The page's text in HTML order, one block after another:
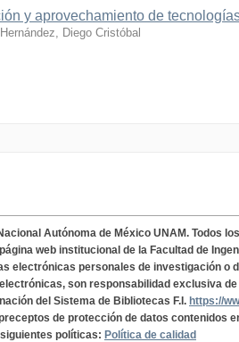
y aprovechamiento de
Diego Cristóbal
Autónoma de México UNAM. Todos
web institucional de la Facultad de
electrónicas personales de investigación o
son responsabilidad exclusiva
del Sistema de Bibliotecas F.I. https://
de protección de datos contenidos
políticas: Política de calidad